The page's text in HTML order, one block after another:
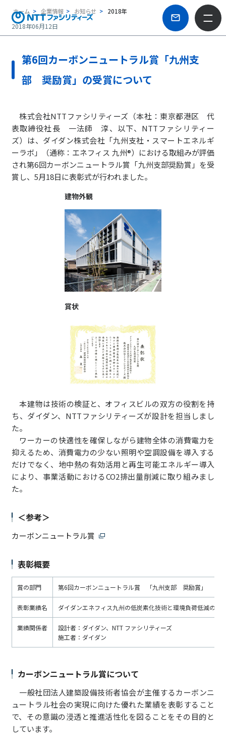
ホーム 企業情報 お知らせ 2018年
2018年06月12日
第6回カーボンニュートラル賞「九州支
部 奨励賞」の受賞について
株式会社NTTファシリティーズ（本社：東京都港区 代
表取締役社長 一法師 淳、以下、NTTファシリティー
ズ）は、ダイダン株式会社「九州支社・スマートエネルギ
ーラボ」（通称：エネフィス 九州®）における取組みが評価
され第6回カーボンニュートラル賞「九州支部奨励賞」を受
賞し、5月18日に表彰式が行われました。
建物外観
賞状
本建物は技術の検証と、オフィスビルの双方の役割を持
ち、ダイダン、NTTファシリティーズが設計を担当しまし
た。
ワーカーの快適性を確保しながら建物全体の消費電力を
抑えるため、消費電力の少ない照明や空調設備を導入する
だけでなく、地中熱の有効活用と再生可能エネルギー導入
により、事業活動におけるCO2排出量削減に取り組みまし
た。
＜参考＞
カーボンニュートラル賞
表彰概要
賞の部門 第6回カーボンニュートラル賞 「九州支部 奨励賞」
表彰業績名 ダイダンエネフィス九州の低炭素化技術と環境負荷低減のた
業績関係者
設計者：ダイダン、NTT ファシリティーズ
施工者：ダイダン
カーボンニュートラル賞について
一般社団法人建築設備技術者協会が主催するカーボンニ
ュートラル社会の実現に向けた優れた業績を表彰すること
で、その意識の浸透と推進活性化を図ることをその目的と
しています。